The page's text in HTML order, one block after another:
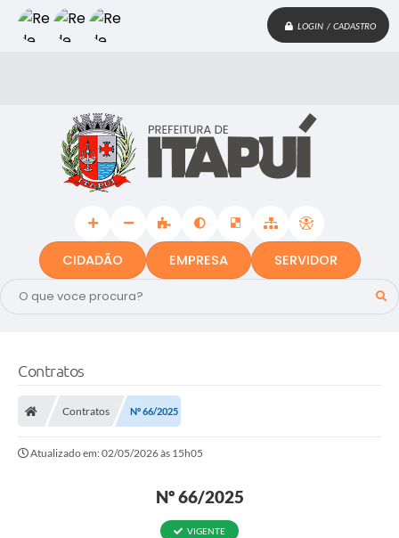
LOGIN / CADASTRO
CIDADÃO EMPRESA SERVIDOR
Contratos
Contratos Nº 66/2025
Atualizado em: 02/05/2026 às 15h05
Nº 66/2025
VIGENTE